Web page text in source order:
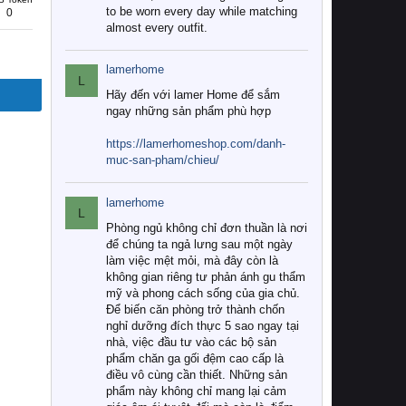
0
to be worn every day while matching
almost every outfit.
L
lamerhome
Hãy đến với lamer Home để sắm
ngay những sản phẩm phù hợp
https://lamerhomeshop.com/danh-
muc-san-pham/chieu/
L
lamerhome
Phòng ngủ không chỉ đơn thuần là nơi
để chúng ta ngả lưng sau một ngày
làm việc mệt mỏi, mà đây còn là
không gian riêng tư phản ánh gu thẩm
mỹ và phong cách sống của gia chủ.
Để biến căn phòng trở thành chốn
nghỉ dưỡng đích thực 5 sao ngay tại
nhà, việc đầu tư vào các bộ sản
phẩm chăn ga gối đệm cao cấp là
điều vô cùng cần thiết. Những sản
phẩm này không chỉ mang lại cảm